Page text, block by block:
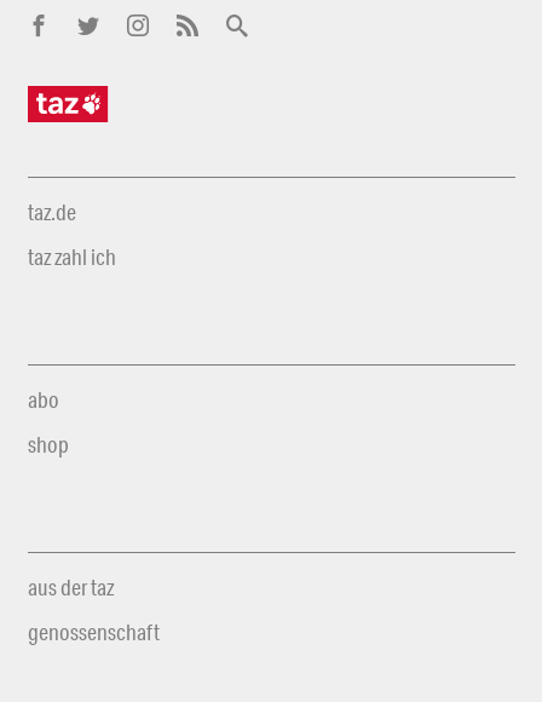
taz.de
taz zahl ich
abo
shop
aus der taz
genossenschaft